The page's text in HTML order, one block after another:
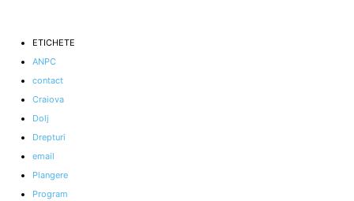
ETICHETE
ANPC
contact
Craiova
Dolj
Drepturi
email
Plangere
Program